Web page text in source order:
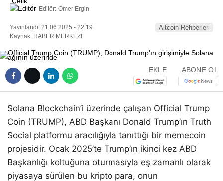
Editör: Ömer Ergin
Yayınlandı: 21.06.2025 - 22:19
Kaynak: HABER MERKEZI
Altcoin Rehberleri
EKLE ABONE OL
Solana Blockchain’i üzerinde çalışan Official Trump
Coin (TRUMP), ABD Başkanı Donald Trump’ın Truth
Social platformu aracılığıyla tanıttığı bir memecoin
projesidir. Ocak 2025’te Trump’ın ikinci kez ABD
Başkanlığı koltuğuna oturmasıyla eş zamanlı olarak
piyasaya sürülen bu kripto para, onun